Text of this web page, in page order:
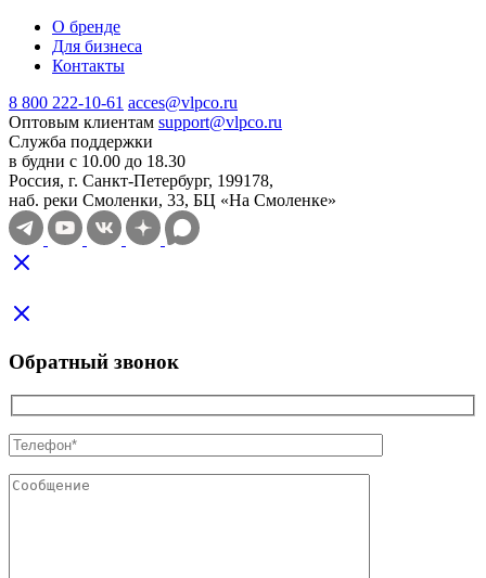
О бренде
Для бизнеса
Контакты
8 800 222-10-61 acces@vlpco.ru
Оптовым клиентам support@vlpco.ru
Служба поддержки
в будни с 10.00 до 18.30
Россия, г. Санкт-Петербург, 199178,
наб. реки Смоленки, 33, БЦ «На Смоленке»
Обратный звонок